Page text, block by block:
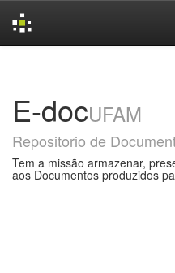
E-docUFAM
Repositorio de
Tem a missão armazenar,
aos Documentos produzidos